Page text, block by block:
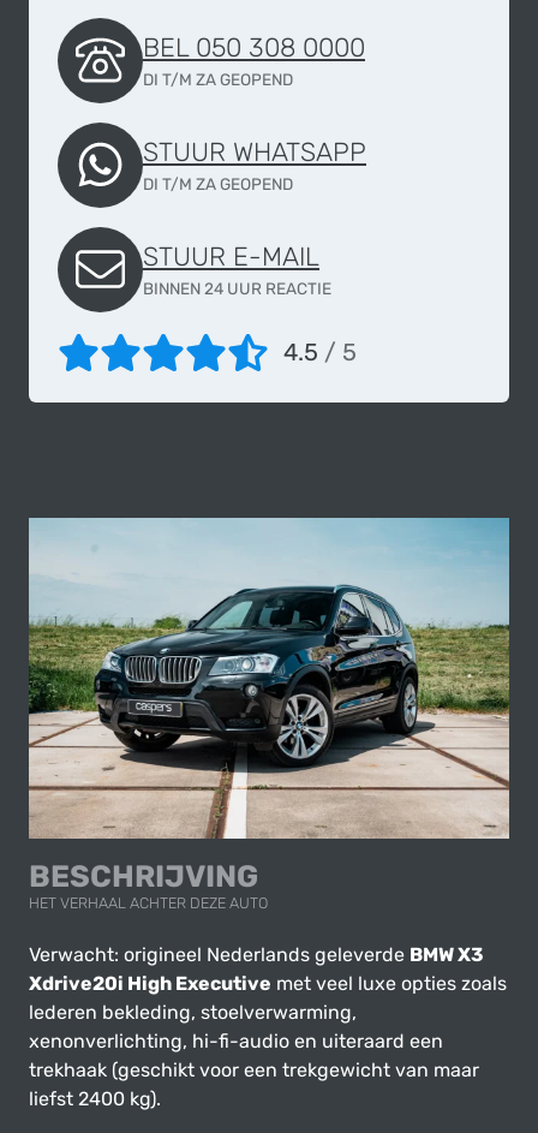
BEL 050 308 0000
DI T/M ZA GEOPEND
STUUR WHATSAPP
DI T/M ZA GEOPEND
STUUR E-MAIL
BINNEN 24 UUR REACTIE
4.5 / 5
BESCHRIJVING
HET VERHAAL ACHTER DEZE AUTO
Verwacht: origineel Nederlands geleverde BMW X3
Xdrive20i High Executive met veel luxe opties zoals
lederen bekleding, stoelverwarming,
xenonverlichting, hi-fi-audio en uiteraard een
trekhaak (geschikt voor een trekgewicht van maar
liefst 2400 kg).